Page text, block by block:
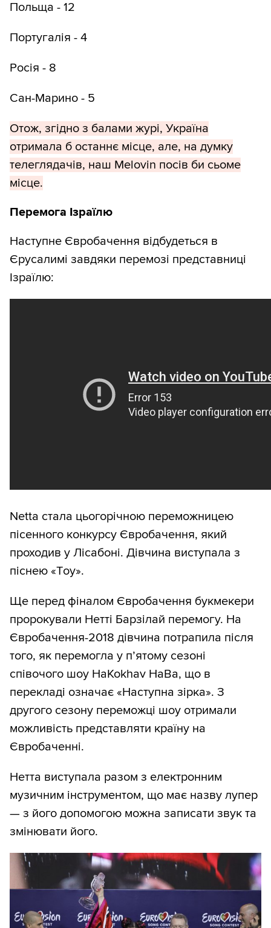
Польща - 12
Португалія - ​​4
Росія - 8
Сан-Марино - 5
Отож, згідно з балами журі, Україна
отримала б останнє місце, але, на думку
телеглядачів, наш Melovin посів би сьоме
місце.
Перемога Ізраїлю
Наступне Євробачення відбудеться в
Єрусалимі завдяки перемозі представниці
Ізраїлю:
Netta стала цьогорічною переможницею
пісенного конкурсу Євробачення, який
проходив у Лісабоні. Дівчина виступала з
піснею «Tоу».
Ще перед фіналом Євробачення букмекери
пророкували Нетті Барзілай перемогу. На
Євробачення-2018 дівчина потрапила після
того, як перемогла у п’ятому сезоні
співочого шоу HaKokhav HaBa, що в
перекладі означає «Наступна зірка». З
другого сезону переможці шоу отримали
можливість представляти країну на
Євробаченні.
Нетта виступала разом з електронним
музичним інструментом, що має назву лупер
— з його допомогою можна записати звук та
змінювати його.